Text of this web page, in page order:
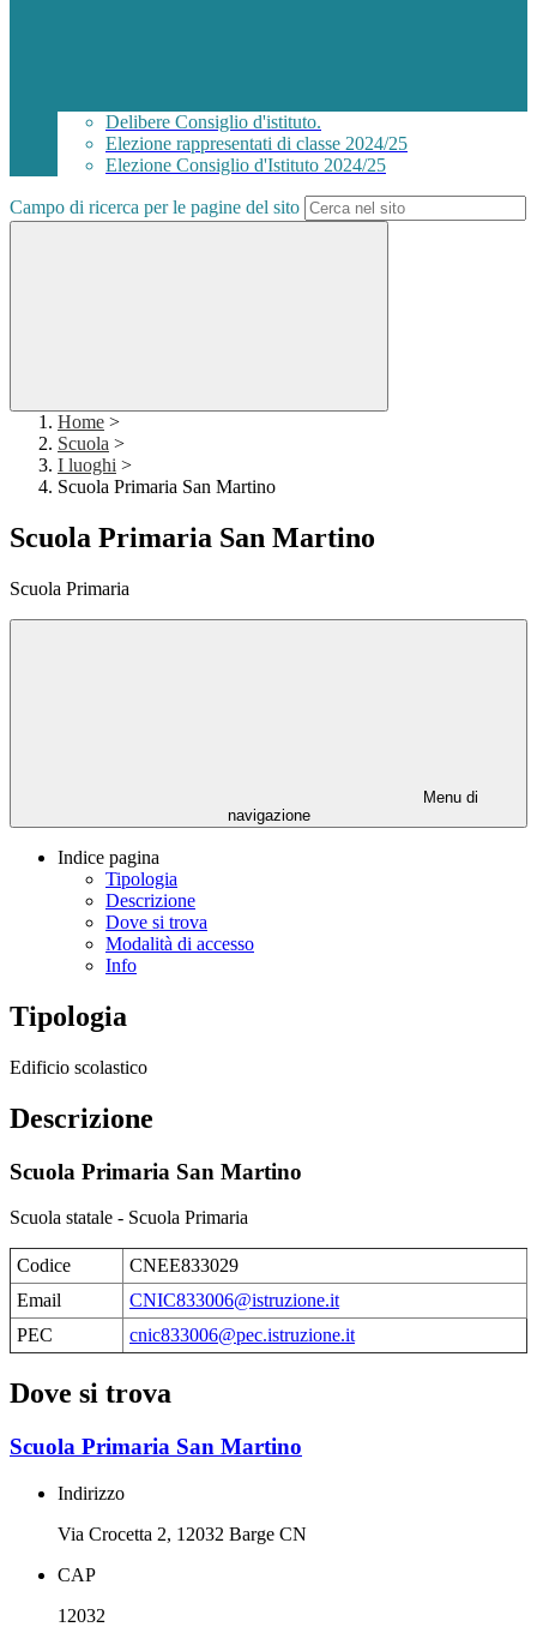
Delibere Consiglio d'istituto.
Elezione rappresentati di classe 2024/25
Elezione Consiglio d'Istituto 2024/25
Campo di ricerca per le pagine del sito
Home >
Scuola >
I luoghi >
Scuola Primaria San Martino
Scuola Primaria San Martino
Scuola Primaria
Menu di
navigazione
Indice pagina
Tipologia
Descrizione
Dove si trova
Modalità di accesso
Info
Tipologia
Edificio scolastico
Descrizione
Scuola Primaria San Martino
Scuola statale - Scuola Primaria
Codice
CNEE833029
Email
CNIC833006@istruzione.it
PEC
cnic833006@pec.istruzione.it
Dove si trova
Scuola Primaria San Martino
Indirizzo
Via Crocetta 2, 12032 Barge CN
CAP
12032